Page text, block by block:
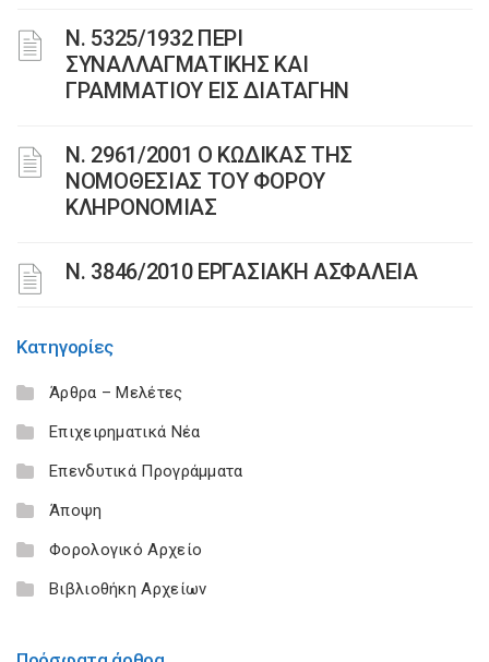
Ν. 5325/1932 ΠΕΡΙ
ΣΥΝΑΛΛΑΓΜΑΤΙΚΗΣ ΚΑΙ
ΓΡΑΜΜΑΤΙΟΥ ΕΙΣ ΔΙΑΤΑΓΗΝ
Ν. 2961/2001 Ο ΚΩΔΙΚΑΣ ΤΗΣ
ΝΟΜΟΘΕΣΙΑΣ ΤΟΥ ΦΟΡΟΥ
ΚΛΗΡΟΝΟΜΙΑΣ
Ν. 3846/2010 ΕΡΓΑΣΙΑΚΗ ΑΣΦΑΛΕΙΑ
Κατηγορίες
Άρθρα – Μελέτες
Επιχειρηματικά Νέα
Επενδυτικά Προγράμματα
Άποψη
Φορολογικό Αρχείο
Βιβλιοθήκη Αρχείων